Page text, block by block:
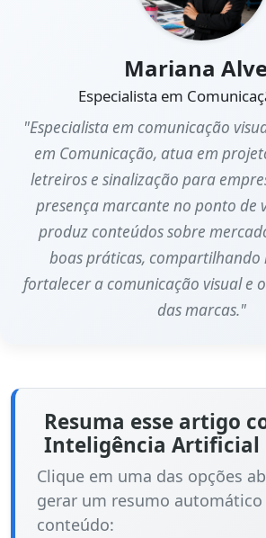
Mariana
Especialista em
"Especialista em comunicação
em Comunicação, atua em
letreiros e sinalização para
presença marcante no ponto de
produz conteúdos sobre
boas práticas, compartilhando
fortalecer a comunicação visual e
das marcas."
Resuma esse artigo
Inteligência Artificial
Clique em uma das opções
gerar um resumo
conteúdo: